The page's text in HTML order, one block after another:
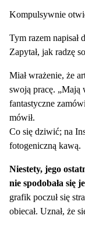
Kompulsywnie
Tym razem napisał
Zapytał, jak radzę
Miał wrażenie, że
swoją pracę. „Mają
fantastyczne
mówił.
Co się dziwić; na
fotogeniczną kawą.
Niestety, jego
nie spodobała się
grafik poczuł się
obiecał. Uznał, że